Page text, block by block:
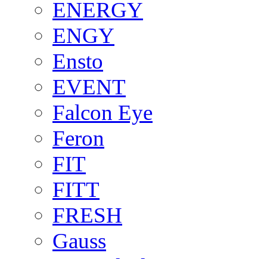
ENERGY
ENGY
Ensto
EVENT
Falcon Eye
Feron
FIT
FITT
FRESH
Gauss